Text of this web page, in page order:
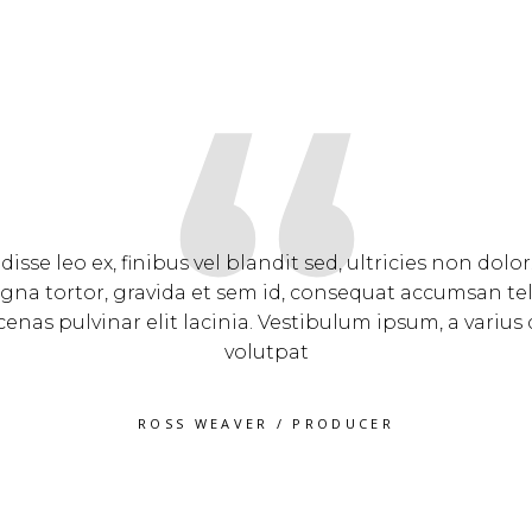
“
Cras ex enim, feugiat hendrerit consequat at,
vitae porttitor nibh. Nam eget ultricies
quam odio, malesuada fames ac ante
2018/2019
JAMES FRANCO/PRODUCER